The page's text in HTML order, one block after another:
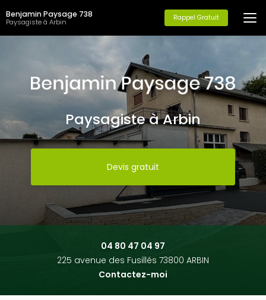
au
contenu
principal
Benjamin Paysage 738
Paysagiste à Arbin Rappel Gratuit
Paysagiste à Arbin
Devis gratuit
04 80 47 04 97
225 avenue des Fusillés 73800 ARBIN
Contactez-moi